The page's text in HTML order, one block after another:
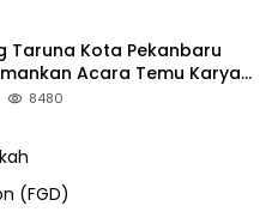
Taruna Kota Pekanbaru
Acara Temu Karya
Pekanbaru
8480
(FGD)